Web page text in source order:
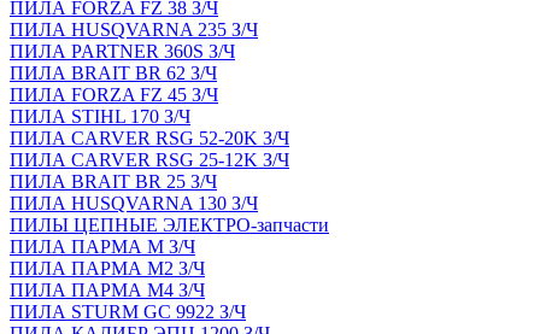
ПИЛА FORZA FZ 38 З/Ч
ПИЛА HUSQVARNA 235 З/Ч
ПИЛА PARTNER 360S З/Ч
ПИЛА BRAIT BR 62 З/Ч
ПИЛА FORZA FZ 45 З/Ч
ПИЛА STIHL 170 З/Ч
ПИЛА CARVER RSG 52-20K З/Ч
ПИЛА CARVER RSG 25-12K З/Ч
ПИЛА BRAIT BR 25 З/Ч
ПИЛА HUSQVARNA 130 З/Ч
ПИЛЫ ЦЕПНЫЕ ЭЛЕКТРО-запчасти
ПИЛА ПАРМА М З/Ч
ПИЛА ПАРМА М2 З/Ч
ПИЛА ПАРМА М4 З/Ч
ПИЛА STURM GC 9922 З/Ч